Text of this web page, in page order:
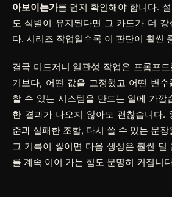
아보이는가를 먼저 확인해야 합니다.
도 식별이 유지된다면 그 카드가 더
다. 시리즈 작업일수록 이 판단이 훨씬
결국 미드저니 일관성 작업은 프롬프
기보다, 어떤 값을 고정했고 어떤 변
할 수 있는 시스템을 만드는 일에 가깝
한 결과가 나오지 않아도 괜찮습니다.
준과 실패한 조합, 다시 쓸 수 있는 문
그 기록이 쌓이면 다음 생성은 훨씬 덜
를 계속 이어 가는 힘도 분명히 커집니